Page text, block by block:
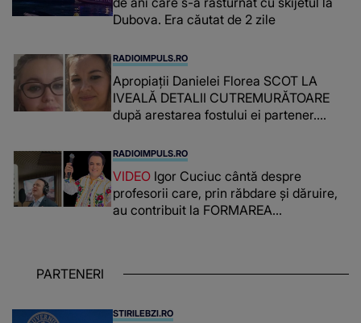
Dubova. Era căutat de 2 zile
RADIOIMPULS.RO
Apropiații Danielei Florea SCOT LA
IVEALĂ DETALII CUTREMURĂTOARE
după arestarea fostului ei partener.
românca ucisă în Italia și ascunsă în
lada unui pat: " Îmi pare rău că nu am
reușit să fac mai mult pentru ea și..."
RADIOIMPULS.RO
VIDEO Igor Cuciuc cântă despre
profesorii care, prin răbdare și dăruire,
au contribuit la FORMAREA
chiar și după trecerea anilor: "De
PARTENERI
STIRILEBZI.RO